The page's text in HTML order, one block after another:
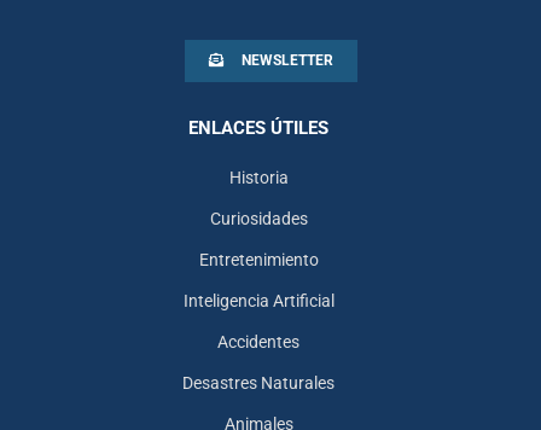
NEWSLETTER
ENLACES ÚTILES
Historia
Curiosidades
Entretenimiento
Inteligencia Artificial
Accidentes
Desastres Naturales
Animales